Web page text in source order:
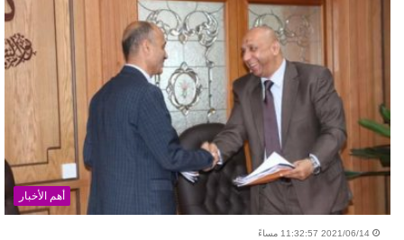
أهم الأخبار
2021/06/14 11:32:57 مساءً